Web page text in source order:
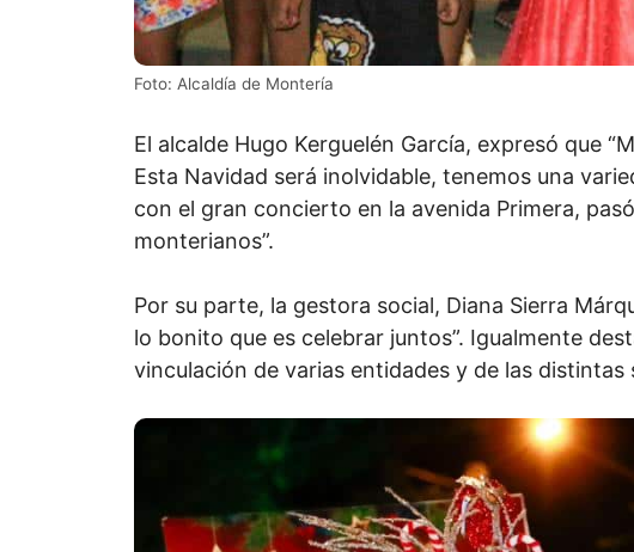
Foto: Alcaldía de Montería
El alcalde Hugo Kerguelén García, expresó que
Esta Navidad será inolvidable, tenemos una
con el gran concierto en la avenida Primera,
monterianos”.
Por su parte, la gestora social, Diana Sierra
lo bonito que es celebrar juntos”. Igualmente
vinculación de varias entidades y de las